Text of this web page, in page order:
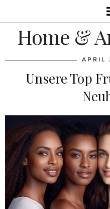
Home &
APRIL
Unsere Top